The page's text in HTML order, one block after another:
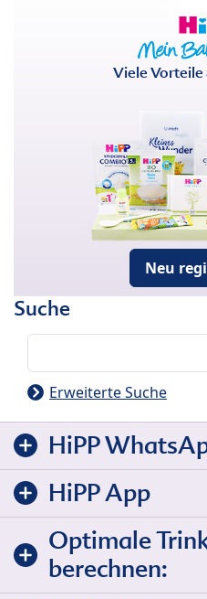
Viele Vorteile
Neu
Suche
Erweiterte Suche
HiPP
HiPP App
Optimale
berechnen: